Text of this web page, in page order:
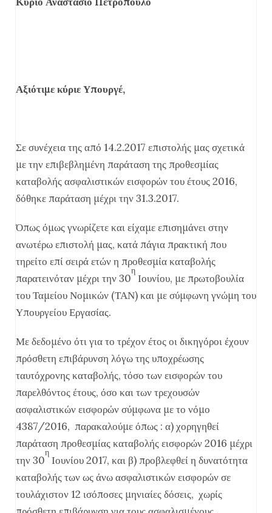
Αξιότιμε κύριε Υπουργέ,
Σε συνέχεια της από 14.2.2017 επιστολής μας σχετικά
με την επιβεβλημένη παράταση της προθεσμίας
καταβολής ασφαλιστικών εισφορών του έτους 2016,
δόθηκε παράταση μέχρι την 31.3.2017.
Όπως όμως γνωρίζετε και είχαμε επισημάνει στην
ανωτέρω επιστολή μας, κατά πάγια πρακτική που
τηρείτο επί σειρά ετών η προθεσμία καταβολής
παρατεινόταν μέχρι την 30
η
Ιουνίου, με πρωτοβουλία
του Ταμείου Νομικών (ΤΑΝ) και με σύμφωνη γνώμη του
Υπουργείου Εργασίας.
Με δεδομένο ότι για το τρέχον έτος οι δικηγόροι έχουν
πρόσθετη επιβάρυνση λόγω της υποχρέωσης
ταυτόχρονης καταβολής, τόσο των εισφορών του
παρελθόντος έτους, όσο και των τρεχουσών
ασφαλιστικών εισφορών σύμφωνα με το νόμο
4387/2016, παρακαλούμε όπως : α) χορηγηθεί
παράταση προθεσμίας καταβολής εισφορών 2016 μέχρι
την 30
η
Ιουνίου 2017, και β) προβλεφθεί η δυνατότητα
καταβολής των ως άνω ασφαλιστικών εισφορών σε
τουλάχιστον 12 ισόποσες μηνιαίες δόσεις, χωρίς